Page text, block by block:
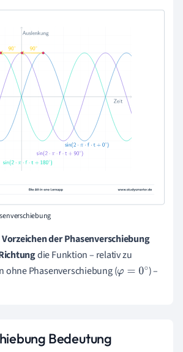
Vorzeichen der Phasenverschiebung
die Funktion – relativ zu
ohne Phasenverschiebung (φ =0∘ )–
Bedeutung